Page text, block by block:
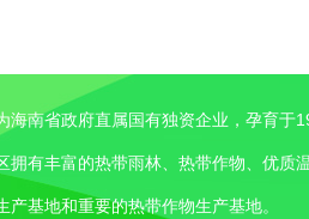
海南省政府直属国有独资企业，孕育于
拥有丰富的热带雨林、热带作物、优质
基地和重要的热带作物生产基地。